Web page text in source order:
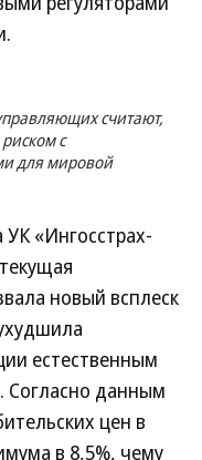
считают,
с
для мировой
«Ингосстрах-
новый всплеск
естественным
Согласно данным
цен в
в 8,5%, чему